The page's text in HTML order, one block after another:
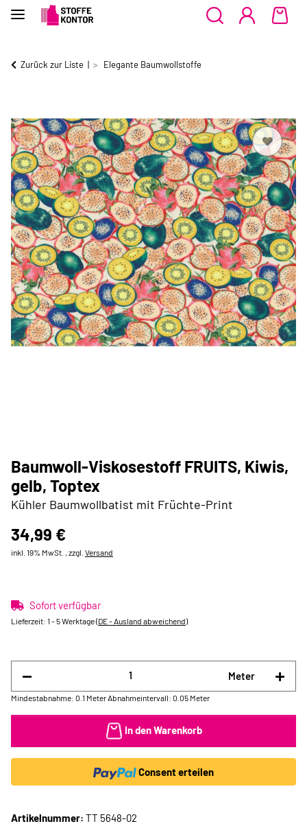
Zurück zur Liste Elegante Baumwollstoffe
Baumwoll-Viskosestoff FRUITS, Kiwis,
gelb, Toptex
Kühler Baumwollbatist mit Früchte-Print
34,99 €
inkl. 19% MwSt. , zzgl. Versand
Sofort verfügbar
Lieferzeit: 1 - 5 Werktage(DE - Ausland abweichend)
Meter
Mindestabnahme: 0.1 Meter Abnahmeintervall: 0.05 Meter
In den Warenkorb
Consent erteilen
Artikelnummer: TT 5648-02